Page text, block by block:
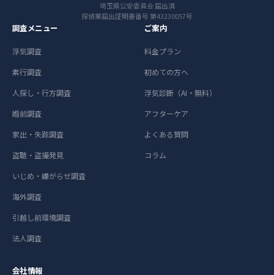
埼玉県公安委員会 届出済
探偵業届出証明書番号 第43230057号
調査メニュー
浮気調査
素行調査
人探し・行方調査
婚前調査
家出・失踪調査
盗聴・盗撮発見
いじめ・嫌がらせ調査
海外調査
引越し前環境調査
法人調査
ご案内
料金プラン
初めての方へ
浮気診断（AI・無料）
アフターケア
よくある質問
コラム
会社情報